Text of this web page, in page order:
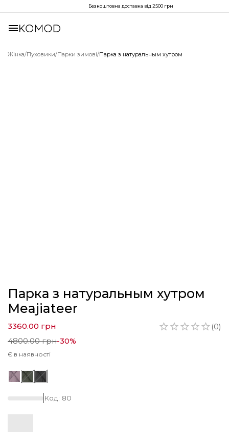
Безкоштовна доставка від 2500 грн
Жінка/Пуховики/Парки зимові/Парка з натуральным хутром
Парка з натуральным хутром
Meajiateer
(0)
3360.00 грн
4800.00грн-30%
Є в наявності
Код: 80